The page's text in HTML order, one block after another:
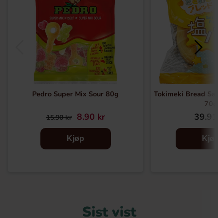
Pedro Super Mix Sour 80g
15.90 kr 8.90 kr
Kjøp
Tokimeki Bread
70g
Sist vist